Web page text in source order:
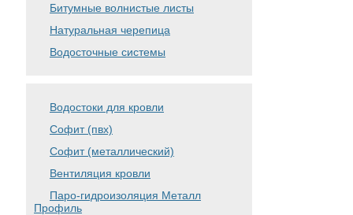
Битумные волнистые листы
Натуральная черепица
Водосточные системы
Водостоки для кровли
Софит (пвх)
Софит (металлический)
Вентиляция кровли
Паро-гидроизоляция Металл
Профиль